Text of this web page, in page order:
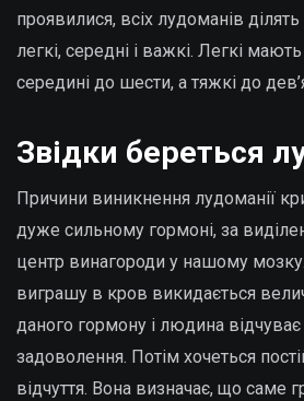
проявилися, всіх лудоманів
легкі, середні і важкі. Легкі
середині до шести, а тяжкі до
Звідки береться
Причини виникнення лудоманії
дуже сильному гормоні, за
центр винагороди у нашому
виграшу в кров викидається
даного гормону і людина відчуває
задоволення. Потім хочеться
відчуття. Вона визначає, що саме